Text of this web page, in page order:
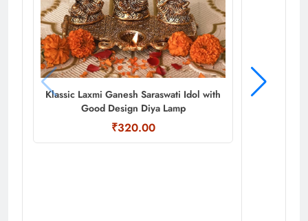
Klassic Laxmi Ganesh Saraswati Idol with
Good Design Diya Lamp
₹320.00